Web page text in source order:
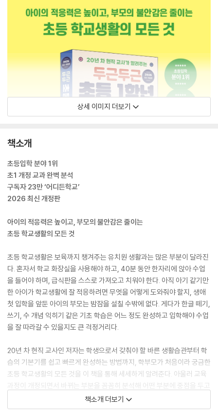
상세 이미지 더보기
책소개
초등입학 분야 1위
초1 개정 교과 완벽 분석
구독자 23만 ‘어디든학교’
2026 최신 개정판
아이의 적응력은 높이고, 부모의 불안감은 줄이는
초등 학교생활의 모든 것
초등 학교생활은 보육까지 챙겨주는 유치원 생활과는 많은 부분이 달라진
다. 혼자서 학교 화장실을 사용해야 하고, 40분 동안 한자리에 앉아 수업
을 들어야 하며, 급식판을 스스로 가져오고 치워야 한다. 아직 아기 같기만
한 아이가 학교생활에 잘 적응하려면 무엇을 어떻게 도와줘야 할지, 생애
첫 입학을 앞둔 아이의 부모는 밤잠을 설칠 수밖에 없다. 게다가 한글 떼기,
쓰기, 수 개념 익히기 같은 기초 학습은 어느 정도 완성하고 입학해야 수업
을 잘 따라갈 수 있을지도 큰 걱정거리다.
20년 차 현직 교사인 저자는 학생으로서 갖춰야 할 바른 생활습관부터 학
습의 기본기를 쉽고 빠르게 완성하는 방법까지, 학부모가 처음이라 궁금한
초등 학교생활의 모든 것을 이 책을 통해 세세하게 알려준다. 아울러 교육
과정이 개정되면서 바뀌는 부분을 꼼꼼히 분석해 어떤 부분에 중점을 두고
자녀교육을 해야 할지 방향을 잡을 수 있게 했다. 4년간 초등 1학년 담임을
맡았고, 두 딸이 입학하면서 2년간 1학년 학부모를 경험한 저자의 최신 정
책소개 더보기